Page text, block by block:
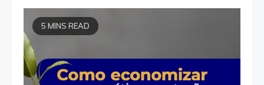
5 MINS READ